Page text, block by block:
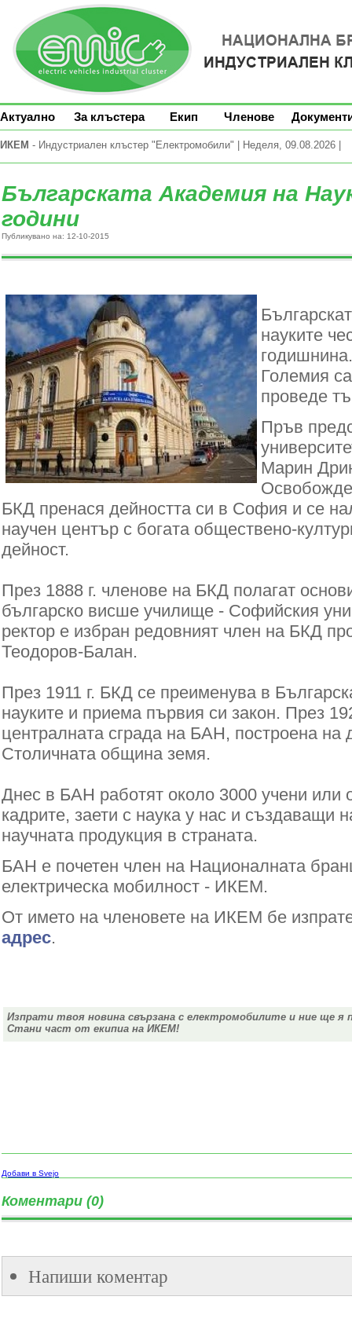
Актуално За клъстера Екип Членове
ИКЕМ - Индустриален клъстер "Електромобили" | Неделя, 09.08.2026 |
Българската Академия на
години
Публикувано на: 12-10-2015
науките
Големия
проведе
Пръв
Марин
БКД пренася дейността си в София и се
научен център с богата обществено-
дейност.
През 1888 г. членове на БКД полагат
българско висше училище - Софийския
ректор е избран редовният член на БКД
Теодоров-Балан.
През 1911 г. БКД се преименува в
науките и приема първия си закон. През
централната сграда на БАН, построена на
Столичната община земя.
Днес в БАН работят около 3000 учени или
кадрите, заети с наука у нас и създаващи
научната продукция в страната.
БАН е почетен член на Националната
електрическа мобилност - ИКЕМ.
От името на членовете на ИКЕМ бе
адрес.
Изпрати твоя новина свързана с електромобилите и ние ще я
Стани част от екипиа на ИКЕМ!
Добави в Svejo
Коментари (0)
Напиши коментар